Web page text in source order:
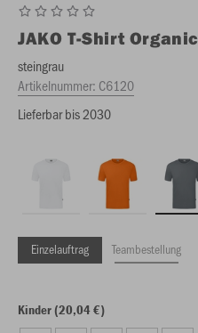
JAKO T-Shirt Organic
steingrau
Artikelnummer: C6120
Lieferbar bis 2030
Einzelauftrag Teambestellung
Kinder (20,04 €)